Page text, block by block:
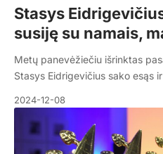
Stasys
susiję su namais,
Metų panevėžiečiu išrinktas
Stasys Eidrigevičius sako esąs
2024-12-08